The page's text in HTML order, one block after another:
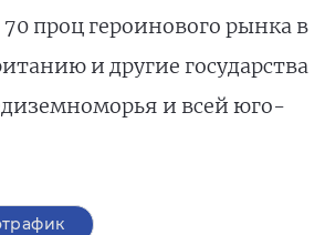
проц героинового рынка в
и другие государства
и всей юго-